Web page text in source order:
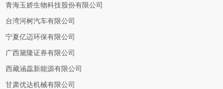
青海玉娇生物科技股份有限公司
台湾河树汽车有限公司
宁夏亿迈环保有限公司
广西黛隆证券有限公司
西藏涵蕊新能源有限公司
甘肃优达机械有限公司